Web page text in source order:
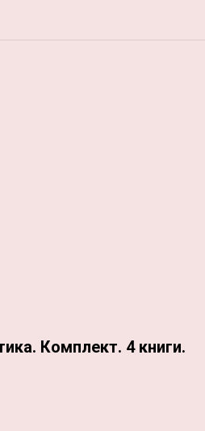
Комплект. 4 книги.